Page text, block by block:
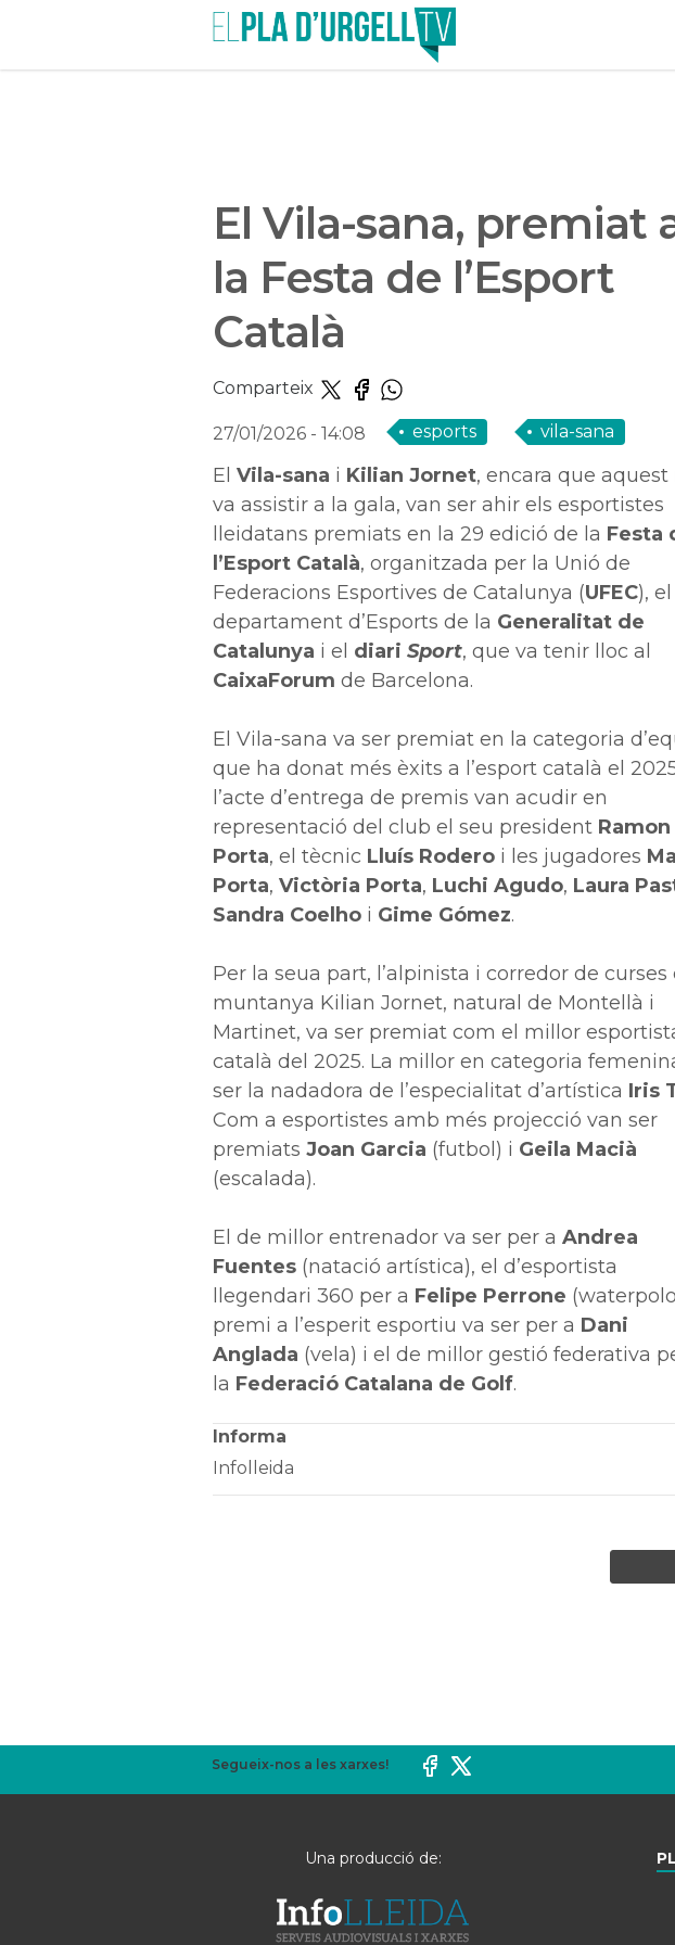
El Vila-sana, premiat
la Festa de l’Esport
Català
Comparteix
27/01/2026 - 14:08 esports vila-sana
El Vila-sana i Kilian Jornet, encara que aquest
va assistir a la gala, van ser ahir els esportistes
lleidatans premiats en la 29 edició de la Festa
l’Esport Català, organitzada per la Unió de
Federacions Esportives de Catalunya (UFEC), el
departament d’Esports de la Generalitat de
Catalunya i el diari Sport, que va tenir lloc al
CaixaForum de Barcelona.
El Vila-sana va ser premiat en la categoria
que ha donat més èxits a l’esport català el
l’acte d’entrega de premis van acudir en
representació del club el seu president Ramon
Porta, el tècnic Lluís Roderoi les jugadores
Porta, Victòria Porta, Luchi Agudo, Laura
Sandra Coelhoi Gime Gómez.
Per la seua part, l’alpinista i corredor de curses
muntanya Kilian Jornet, natural de Montellà i
Martinet, va ser premiat com el millor
català del 2025. La millor en categoria
ser la nadadora de l’especialitat d’artística Iris
Com a esportistes amb més projecció van ser
premiats Joan Garcia (futbol) i Geila Macià
(escalada).
El de millor entrenador va ser per a Andrea
Fuentes(natació artística), el d’esportista
llegendari 360 per a Felipe Perrone
premi a l’esperit esportiu va ser per a Dani
Anglada (vela) i el de millor gestió federativa
la Federació Catalana de Golf.
Informa
Infolleida
Segueix-nos a les xarxes!
Una producció de: